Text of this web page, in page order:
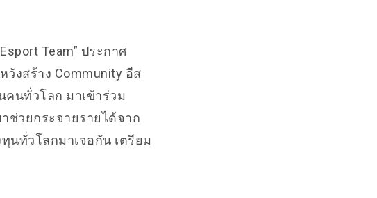
Team” ประกาศ
หวังสร้าง Community อีส
คนทั่วโลก มาเข้าร่วม
ช่วยกระจายรายได้จาก
นทั่วโลกมาเจอกัน เตรียม